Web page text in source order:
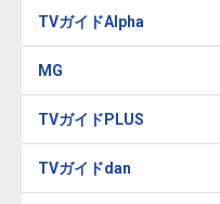
TVガイドAlpha
MG
TVガイドPLUS
TVガイドdan